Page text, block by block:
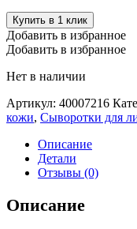
Купить в 1 клик
Добавить в избранное
Добавить в избранное
Нет в наличии
Артикул: 40007216
кожи, Сыворотки для
Описание
Детали
Отзывы (0)
Описание